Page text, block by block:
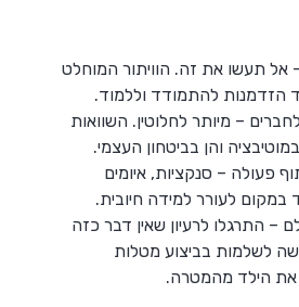
אל תעשו את זה. הוויתור המוחלט
הזדמנות להתמודד וללמוד.
– מיותר לחלוטין. השוואות
והן בביטחון העצמי.
פעולה – סנקציות, איומים
במקום לעורר למידה חיובית.
– התרגלו לרעיון שאין דבר כזה
לשלמות בביצוע מטלות
הילד מהמטרה.